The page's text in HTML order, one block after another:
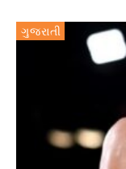
ગુજરાતી